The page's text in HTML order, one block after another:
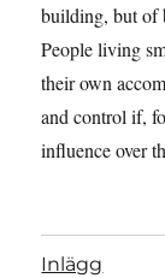
building, but of
People living
their own
and control if,
influence over
Inlägg